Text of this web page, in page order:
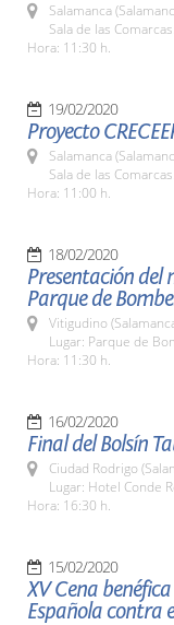
Salamanca
Sala de las
Hora: 11:30 h.
19/02/2020
Proyecto
Salamanca
Sala de las
Hora: 11:00 h.
18/02/2020
Presentación del
Parque de
Vitigudino
Lugar: Parque de
Hora: 11:30 h.
16/02/2020
Final del Bolsín
Ciudad Rodrigo
Lugar: Hotel Conde
Hora: 16:30 h.
15/02/2020
XV Cena
Española contra